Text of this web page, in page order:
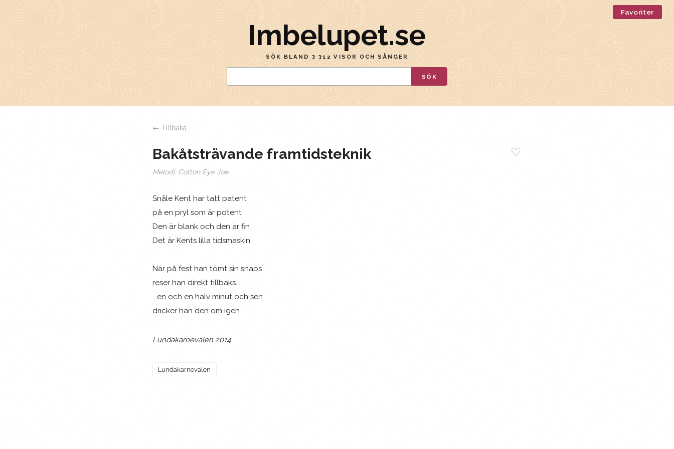
Favoriter
Imbelupet.se
SÖK BLAND 3 312 VISOR OCH SÅNGER
SÖK
← Tillbaka
Bakåtsträvande framtidsteknik ♡
Melodi: Cotton Eye Joe
Snåle Kent har tatt patent
på en pryl som är potent
Den är blank och den är fin
Det är Kents lilla tidsmaskin
När på fest han tömt sin snaps
reser han direkt tillbaks...
...en och en halv minut och sen
dricker han den om igen
Lundakarnevalen 2014
Lundakarnevalen